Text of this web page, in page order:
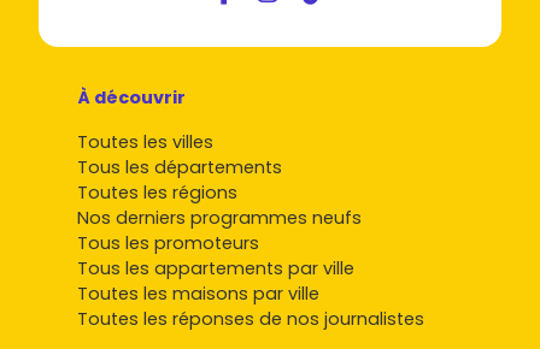
À découvrir
Toutes les villes
Tous les départements
Toutes les régions
Nos derniers programmes neufs
Tous les promoteurs
Tous les appartements par ville
Toutes les maisons par ville
Toutes les réponses de nos journalistes